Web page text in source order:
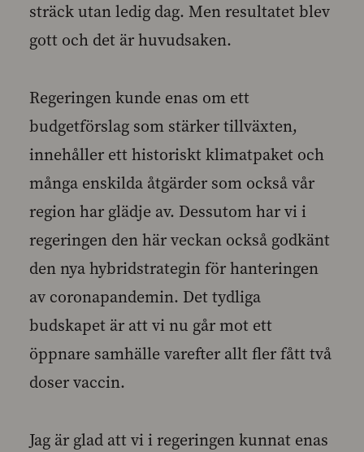
sträck utan ledig dag. Men resultatet blev
gott och det är huvudsaken.
Regeringen kunde enas om ett
budgetförslag som stärker tillväxten,
innehåller ett historiskt klimatpaket och
många enskilda åtgärder som också vår
region har glädje av. Dessutom har vi i
regeringen den här veckan också godkänt
den nya hybridstrategin för hanteringen
av coronapandemin. Det tydliga
budskapet är att vi nu går mot ett
öppnare samhälle varefter allt fler fått två
doser vaccin.
Jag är glad att vi i regeringen kunnat enas